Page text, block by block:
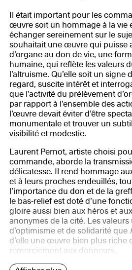
Il était important pour les
œuvre soit un hommage à la vie
échanger sereinement sur le
souhaitait une œuvre qui puisse
d’organe au don de vie, une
humaine, qui reflète les valeurs
l’altruisme. Qu’elle soit un signe
regard, suscite intérêt et
que l’activité du prélèvement
par rapport à l’ensemble des
l’œuvre devait éviter d’être
monumentale et trouver un
visibilité et modestie.
Laurent Pernot, artiste choisi
commande, aborde la
délicatesse. Il rend hommage
et à leurs proches endeuillés,
l’importance du don et de la
le bas-relief est doté d’une
gloire aussi bien aux héros et
anonymes de la cité. Les valeurs
d’optimisme et de solidarité que
d’elle une œuvre bien plus riche
remerciement aux donneurs.